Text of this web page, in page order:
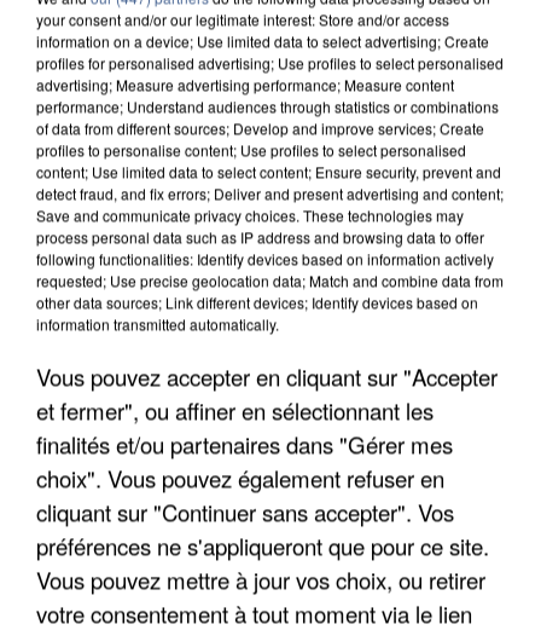
UNE TOURISTE DE L’OISE EMPORTÉE PAR UNE
COULÉE DE BOUE EN HAUTE-SAVOIE
your consent and/or our legitimate interest: Store and/or access
information on a device; Use limited data to select advertising; Create
profiles for personalised advertising; Use profiles to select personalised
advertising; Measure advertising performance; Measure content
performance; Understand audiences through statistics or combinations
of data from different sources; Develop and improve services; Create
profiles to personalise content; Use profiles to select personalised
content; Use limited data to select content; Ensure security, prevent and
detect fraud, and fix errors; Deliver and present advertising and content;
Save and communicate privacy choices. These technologies may
process personal data such as IP address and browsing data to offer
following functionalities: Identify devices based on information actively
requested; Use precise geolocation data; Match and combine data from
other data sources; Link different devices; Identify devices based on
information transmitted automatically.
Vous pouvez accepter en cliquant sur "Accepter
et fermer", ou affiner en sélectionnant les
finalités et/ou partenaires dans "Gérer mes
choix". Vous pouvez également refuser en
cliquant sur "Continuer sans accepter". Vos
préférences ne s'appliqueront que pour ce site.
Vous pouvez mettre à jour vos choix, ou retirer
votre consentement à tout moment via le lien